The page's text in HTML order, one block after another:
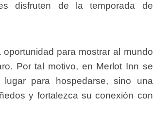
disfruten de la temporada de
para mostrar al mundo
Por tal motivo, en Merlot Inn se
para hospedarse, sino una
y fortalezca su conexión con